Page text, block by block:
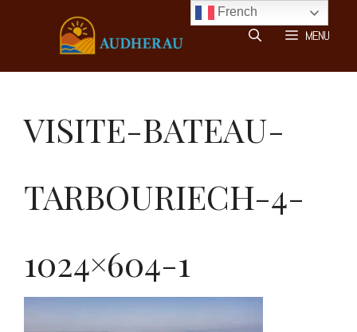
MENU
VISITE-BATEAU-
TARBOURIECH-4-
1024×604-1
French